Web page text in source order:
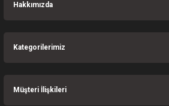
Hakkımızda
Kategorilerimiz
Müşteri İlişkileri